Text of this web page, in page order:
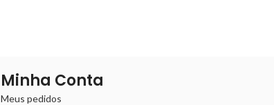
Minha Conta
Meus pedidos